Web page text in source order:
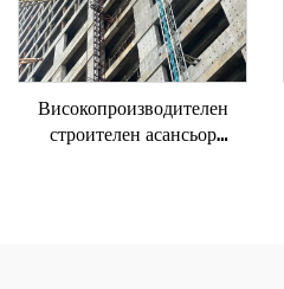
Високопроизводителен
строителен асансьор